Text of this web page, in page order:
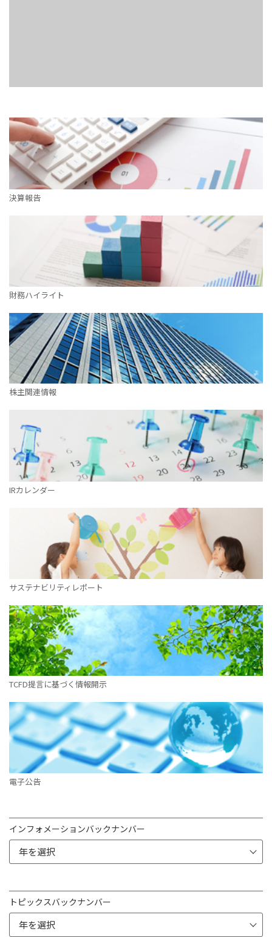
決算報告
財務ハイライト
株主関連情報
IRカレンダー
サステナビリティレポート
TCFD提言に基づく情報開示
電子公告
インフォメーションバックナンバー
トピックスバックナンバー